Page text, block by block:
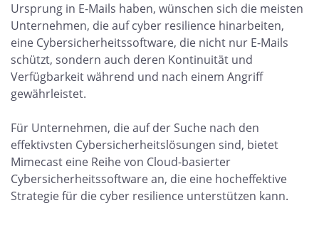
Ursprung in E-Mails haben, wünschen sich die meisten
Unternehmen, die auf cyber resilience hinarbeiten,
eine Cybersicherheitssoftware, die nicht nur E-Mails
schützt, sondern auch deren Kontinuität und
Verfügbarkeit während und nach einem Angriff
gewährleistet.
Für Unternehmen, die auf der Suche nach den
effektivsten Cybersicherheitslösungen sind, bietet
Mimecast eine Reihe von Cloud-basierter
Cybersicherheitssoftware an, die eine hocheffektive
Strategie für die cyber resilience unterstützen kann.